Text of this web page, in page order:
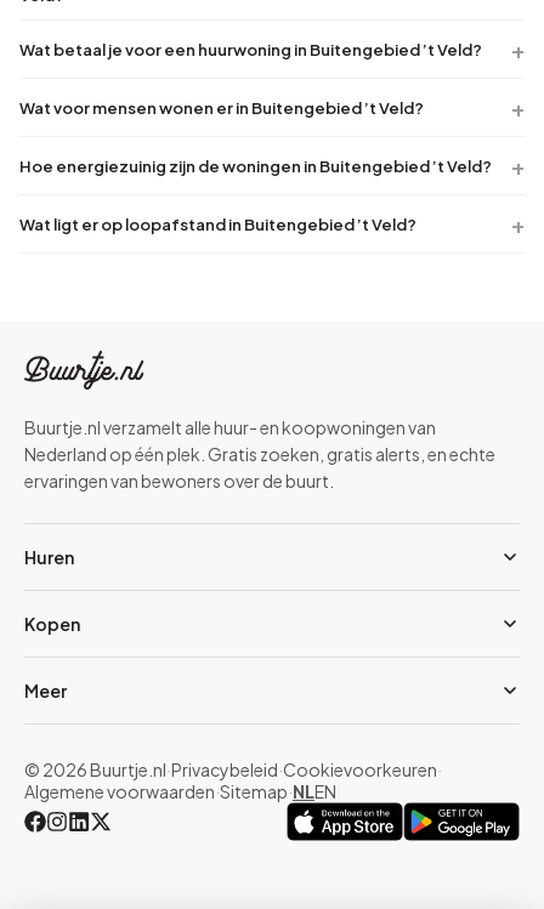
Wat betaal je voor een huurwoning in Buitengebied ’t Veld?
Wat voor mensen wonen er in Buitengebied ’t Veld?
Hoe energiezuinig zijn de woningen in Buitengebied ’t Veld?
Wat ligt er op loopafstand in Buitengebied ’t Veld?
Buurtje.nl verzamelt alle huur- en koopwoningen van
Nederland op één plek. Gratis zoeken, gratis alerts, en echte
ervaringen van bewoners over de buurt.
Huren
Kopen
Meer
© 2026 Buurtje.nl·Privacybeleid·Cookievoorkeuren·
Algemene voorwaarden·Sitemap·NLEN